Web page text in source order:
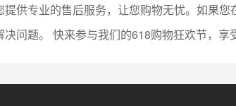
提供专业的售后服务，让您购物无忧。如果
问题。 快来参与我们的618购物狂欢节，享